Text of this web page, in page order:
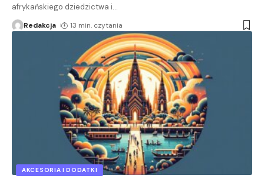
afrykańskiego dziedzictwa i…
Redakcja 13 min. czytania
AKCESORIA I DODATKI